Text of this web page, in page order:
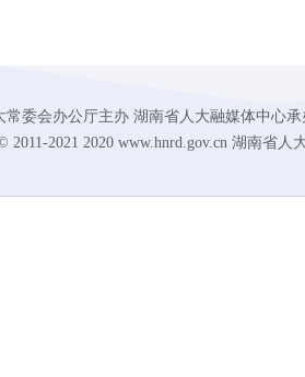
常委会办公厅主办 湖南省人大融媒体中心
2011-2021 2020 www.hnrd.gov.cn 湖南省